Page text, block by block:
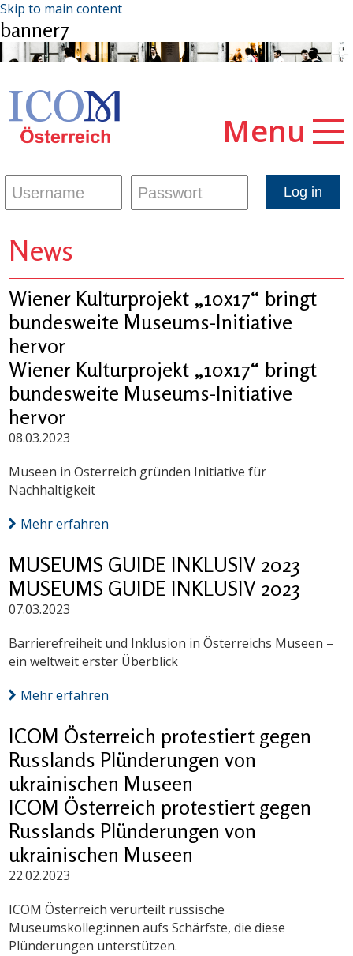
Skip to main content
banner7
Menu
News
Wiener Kulturprojekt „10x17“ bringt
bundesweite Museums-Initiative
hervor
Wiener Kulturprojekt „10x17“ bringt
bundesweite Museums-Initiative
hervor
08.03.2023
Museen in Österreich gründen Initiative für
Nachhaltigkeit
Mehr erfahren
MUSEUMS GUIDE INKLUSIV 2023
MUSEUMS GUIDE INKLUSIV 2023
07.03.2023
Barrierefreiheit und Inklusion in Österreichs Museen –
ein weltweit erster Überblick
Mehr erfahren
ICOM Österreich protestiert gegen
Russlands Plünderungen von
ukrainischen Museen
ICOM Österreich protestiert gegen
Russlands Plünderungen von
ukrainischen Museen
22.02.2023
ICOM Österreich verurteilt russische
Museumskolleg:innen aufs Schärfste, die diese
Plünderungen unterstützen.